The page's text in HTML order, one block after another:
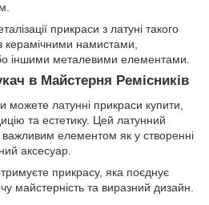
прикраси з латуні такого
керамічними намистами,
іншими металевими елементами.
в Майстерня Ремісників
можете латунні прикраси купити,
та естетику. Цей латунний
важливим елементом як у створенні
аксесуар.
прикрасу, яка поєднує
майстерність та виразний дизайн.